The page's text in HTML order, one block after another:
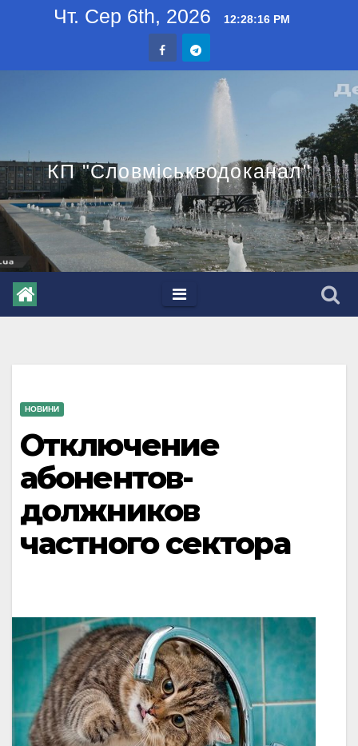
Чт. Сер 6th, 2026 12:28:17 PM
КП "Словміськводоканал"
НОВИНИ
Отключение
абонентов-
должников
частного сектора